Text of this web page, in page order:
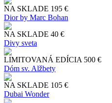
NA SKLADE 195 €
Dior by Marc Bohan
NA SKLADE 40 €
Divy sveta
LIMITOVANÁ EDÍCIA 500 €
Dóm sv. Alžbety
NA SKLADE 105 €
Dubai Wonder